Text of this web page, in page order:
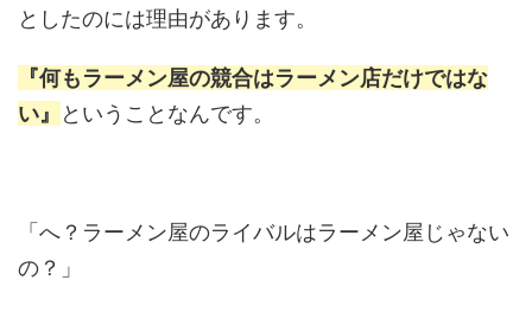
としたのには理由があります。
『何もラーメン屋の競合はラーメン店だけではな
い』
ということなんです。
「へ？ラーメン屋のライバルはラーメン屋じゃない
の？」